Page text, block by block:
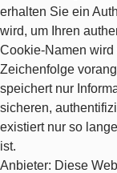
erhalten Sie ein
wird, um Ihren
Cookie-Namen
Zeichenfolge
speichert nur
sicheren,
existiert nur so
ist.
Anbieter: Diese